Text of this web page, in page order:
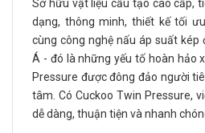
Sở hữu vật liệu cấu tạo cao cấp,
dạng, thông minh, thiết kế tối
cùng công nghệ nấu áp suất
Á - đó là những yếu tố hoàn hảo
Pressure được đông đảo người
tâm. Có Cuckoo Twin Pressure,
dễ dàng, thuận tiện và nhanh